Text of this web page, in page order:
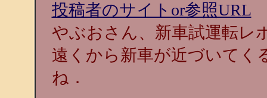
投稿者のサイトor参照URL
やぶおさん、新車試運転レ
遠くから新車が近づいてく
ね．